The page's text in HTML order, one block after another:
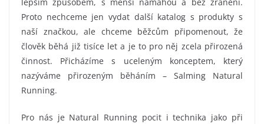
Proto nechceme jen vydat další katalog s produkty s
naší značkou, ale chceme běžcům připomenout, že
člověk běhá již tisíce let a je to pro něj zcela přirozená
činnost. Přicházíme s uceleným konceptem, který
nazýváme přirozeným běháním – Salming Natural
Running.
Pro nás je Natural Running pocit i technika jako při